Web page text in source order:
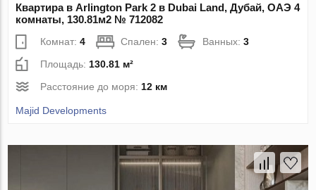
Квартира в Arlington Park 2 в Dubai Land, Дубай, ОАЭ 4
комнаты, 130.81м2 № 712082
Комнат:4 Спален:3 Ванных:3
Площадь: 130.81 м²
Расстояние до моря: 12 км
Majid Developments